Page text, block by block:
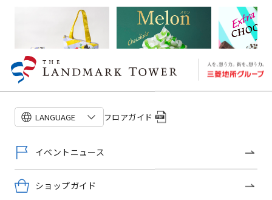
LANGUAGE フロアガイド
イベントニュース
ショップガイド
残りわずか！！！
新発売！！！